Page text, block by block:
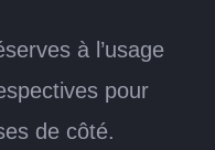
à l’usage
pour
de côté.